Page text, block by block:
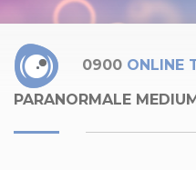
0900 ONLINE
PARANORMALE